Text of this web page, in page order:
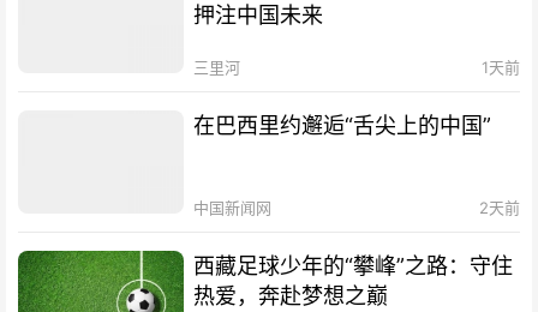
押注中国未来
三里河 1天前
在巴西里约邂逅“舌尖上的中国”
中国新闻网 2天前
西藏足球少年的“攀峰”之路：守住
热爱，奔赴梦想之巅